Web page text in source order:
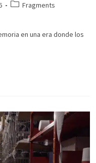
Fragments
en una era donde los